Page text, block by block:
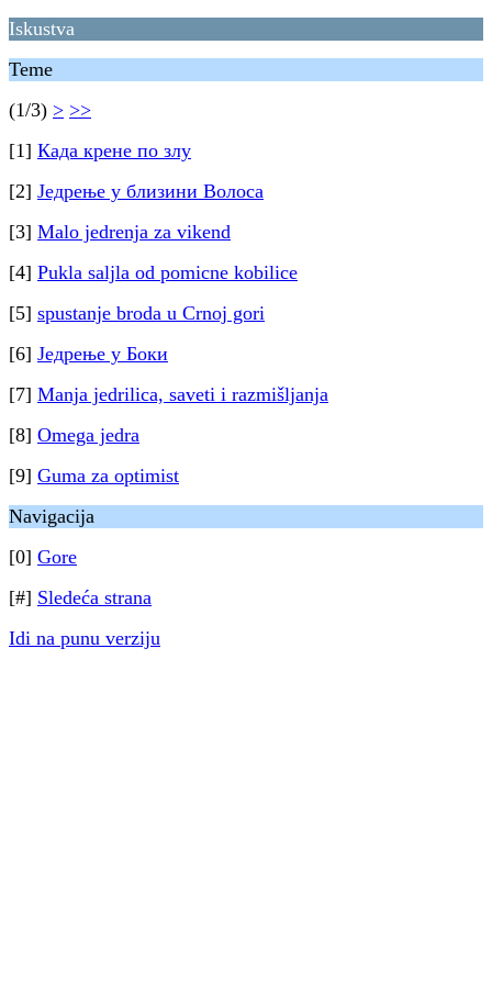
Iskustva
Teme
(1/3) > >>
[1] Када крене по злу
[2] Једрење у близини Волоса
[3] Malo jedrenja za vikend
[4] Pukla saljla od pomicne kobilice
[5] spustanje broda u Crnoj gori
[6] Једрење у Боки
[7] Manja jedrilica, saveti i razmišljanja
[8] Omega jedra
[9] Guma za optimist
Navigacija
[0] Gore
[#] Sledeća strana
Idi na punu verziju